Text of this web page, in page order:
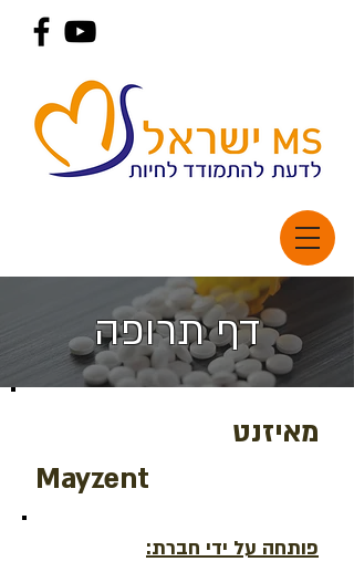
דף תרופה
מאיזנט
Mayzent
פותחה על ידי חברת: